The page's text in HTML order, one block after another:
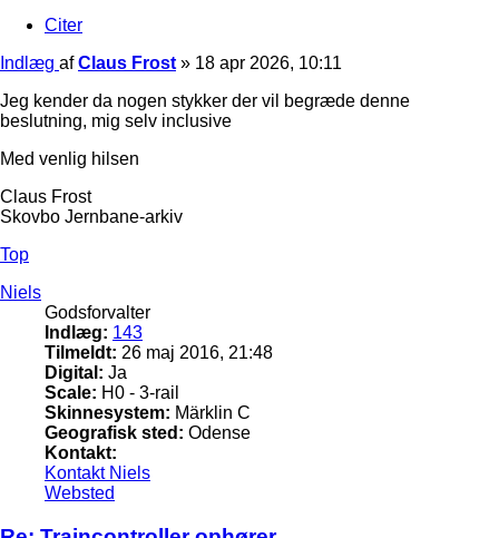
Citer
Indlæg afClaus Frost » 18 apr 2026, 10:11
Jeg kender da nogen stykker der vil begræde denne
beslutning, mig selv inclusive
Med venlig hilsen
Claus Frost
Skovbo Jernbane-arkiv
Top
Niels
Godsforvalter
Indlæg: 143
Tilmeldt: 26 maj 2016, 21:48
Digital: Ja
Scale: H0 - 3-rail
Skinnesystem: Märklin C
Geografisk sted: Odense
Kontakt:
Kontakt Niels
Websted